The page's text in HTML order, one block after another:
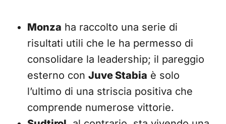
Monza ha raccolto una serie di
risultati utili che le ha permesso di
consolidare la leadership; il pareggio
esterno con Juve Stabia è solo
l’ultimo di una striscia positiva che
comprende numerose vittorie.